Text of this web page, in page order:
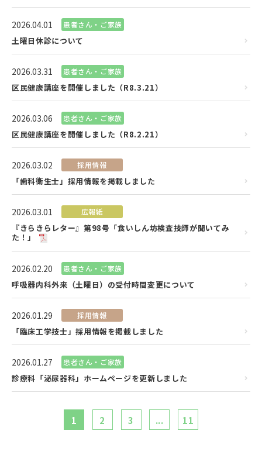
2026.04.01 患者さん・ご家族
土曜日休診について
2026.03.31 患者さん・ご家族
区民健康講座を開催しました（R8.3.21）
2026.03.06 患者さん・ご家族
区民健康講座を開催しました（R8.2.21）
2026.03.02 採用情報
「歯科衛生士」採用情報を掲載しました
2026.03.01 広報紙
『きらきらレター』第98号「食いしん坊検査技師が聞いてみ
た！」
2026.02.20 患者さん・ご家族
呼吸器内科外来（土曜日）の受付時間変更について
2026.01.29 採用情報
「臨床工学技士」採用情報を掲載しました
2026.01.27 患者さん・ご家族
診療科「泌尿器科」ホームページを更新しました
1 2 3 ... 11